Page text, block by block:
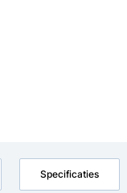
Specificaties